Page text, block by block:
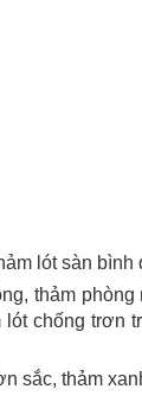
lót sàn
thảm
chống trơn
sắc, thảm